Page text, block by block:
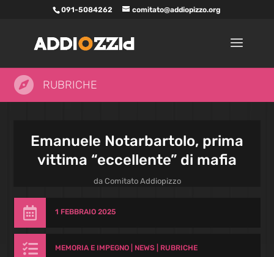
091-5084262 comitato@addiopizzo.org
 RUBRICHE
Emanuele Notarbartolo, prima
vittima “eccellente” di mafia
da Comitato Addiopizzo
 1 FEBBRAIO 2025
 MEMORIA E IMPEGNO| NEWS| RUBRICHE